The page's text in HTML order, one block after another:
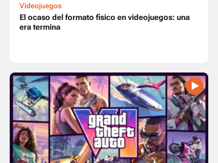
Videojuegos
El ocaso del formato físico en videojuegos: una
era termina